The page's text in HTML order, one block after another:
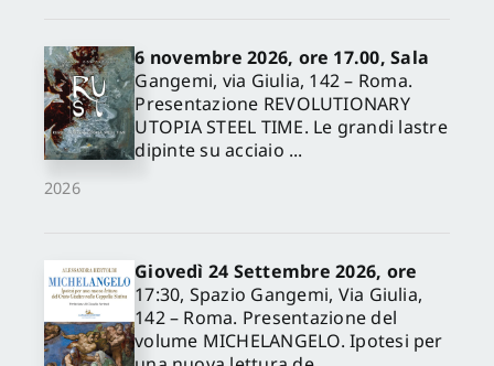
2026
6 novembre 2026, ore 17.00, Sala
Gangemi, via Giulia, 142 – Roma.
Presentazione REVOLUTIONARY
UTOPIA STEEL TIME. Le grandi lastre
dipinte su acciaio ...
Giovedì 24 Settembre 2026, ore
17:30, Spazio Gangemi, Via Giulia,
142 – Roma. Presentazione del
volume MICHELANGELO. Ipotesi per